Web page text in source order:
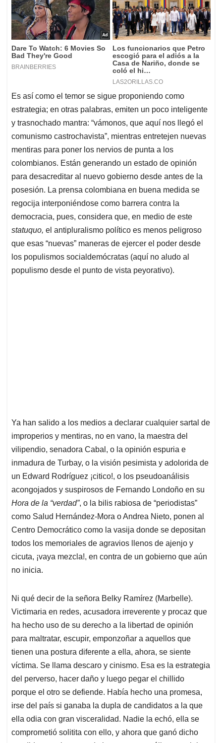
Es así como el temor se sigue proponiendo como
estrategia; en otras palabras, emiten un poco inteligente
y trasnochado mantra: “vámonos, que aquí nos llegó el
comunismo castrochavista”, mientras entretejen nuevas
mentiras para poner los nervios de punta a los
colombianos. Están generando un estado de opinión
para desacreditar al nuevo gobierno desde antes de la
posesión. La prensa colombiana en buena medida se
regocija interponiéndose como barrera contra la
democracia, pues, considera que, en medio de este
statuquo, el antipluralismo político es menos peligroso
que esas “nuevas” maneras de ejercer el poder desde
los populismos socialdemócratas (aquí no aludo al
populismo desde el punto de vista peyorativo).
Ya han salido a los medios a declarar cualquier sartal de
improperios y mentiras, no en vano, la maestra del
vilipendio, senadora Cabal, o la opinión espuria e
inmadura de Turbay, o la visión pesimista y adolorida de
un Edward Rodríguez ¡citico!, o los pseudoanálisis
acongojados y suspirosos de Fernando Londoño en su
Hora de la “verdad”, o la bilis rabiosa de “periodistas”
como Salud Hernández-Mora o Andrea Nieto, ponen al
Centro Democrático como la vasija donde se depositan
todos los memoriales de agravios llenos de ajenjo y
cicuta, ¡vaya mezcla!, en contra de un gobierno que aún
no inicia.
Ni qué decir de la señora Belky Ramírez (Marbelle).
Victimaria en redes, acusadora irreverente y procaz que
ha hecho uso de su derecho a la libertad de opinión
para maltratar, escupir, emponzoñar a aquellos que
tienen una postura diferente a ella, ahora, se siente
víctima. Se llama descaro y cinismo. Esa es la estrategia
del perverso, hacer daño y luego pegar el chillido
porque el otro se defiende. Había hecho una promesa,
irse del país si ganaba la dupla de candidatos a la que
ella odia con gran visceralidad. Nadie la echó, ella se
comprometió solitita con ello, y ahora que ganó dicho